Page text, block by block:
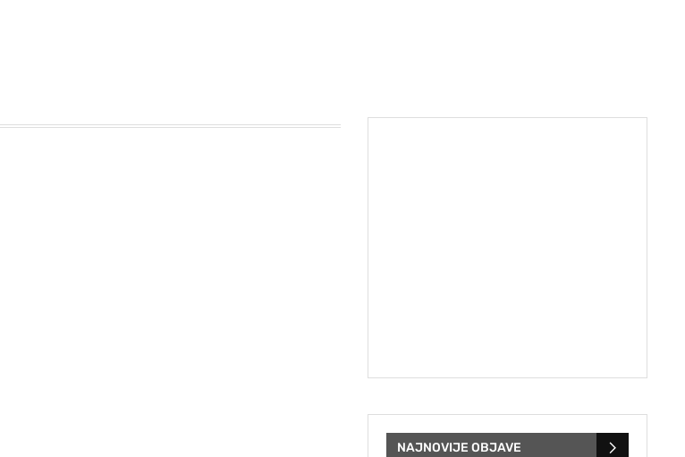
NAJNOVIJE OBJAVE